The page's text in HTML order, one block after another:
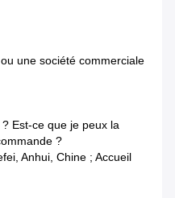
une société commerciale
Est-ce que je peux la
?
Anhui, Chine ; Accueil